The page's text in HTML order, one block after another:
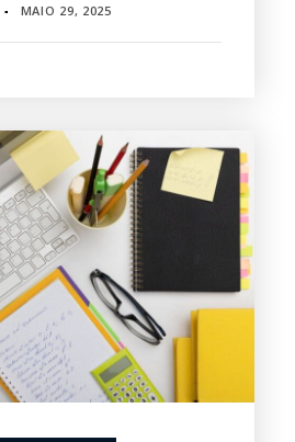
▪ MAIO 29, 2025